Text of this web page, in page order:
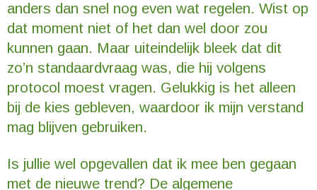
anders dan snel nog even wat regelen. Wist op
dat moment niet of het dan wel door zou
kunnen gaan. Maar uiteindelijk bleek dat dit
zo’n standaardvraag was, die hij volgens
protocol moest vragen. Gelukkig is het alleen
bij de kies gebleven, waardoor ik mijn verstand
mag blijven gebruiken.
Is jullie wel opgevallen dat ik mee ben gegaan
met de nieuwe trend? De algemene